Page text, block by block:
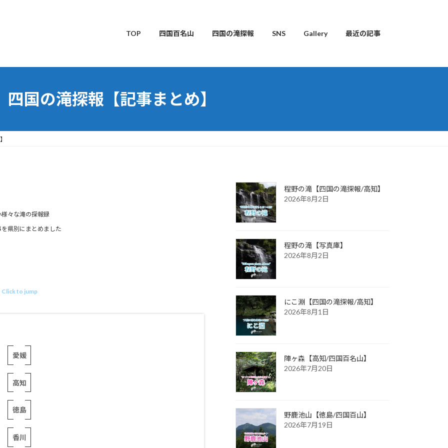
TOP 四国百名山 四国の滝探報 SNS Gallery 最近の記事
四国の滝探報【記事まとめ】
様々な滝の探報録
県別にまとめました
Click to jump
愛媛
高知
徳島
香川
程野の滝【四国の滝探報/高知】
2026年8月2日
程野の滝【写真庫】
2026年8月2日
にこ淵【四国の滝探報/高知】
2026年8月1日
陣ヶ森【高知/四国百名山】
2026年7月20日
野鹿池山【徳島/四国百山】
2026年7月19日